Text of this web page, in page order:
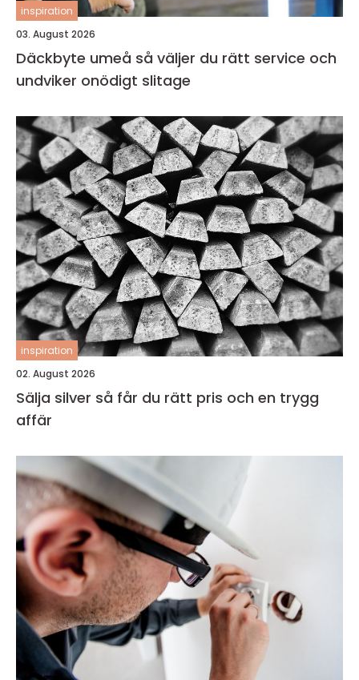
inspiration
03. August 2026
Däckbyte umeå så väljer du rätt service och
undviker onödigt slitage
inspiration
02. August 2026
Sälja silver så får du rätt pris och en trygg
affär